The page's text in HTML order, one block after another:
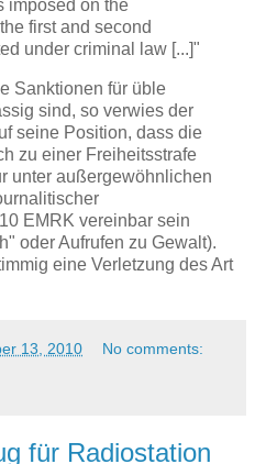
imposed on the
first and second
under criminal law [...]"
Sanktionen für üble
sind, so verwies der
seine Position, dass die
zu einer Freiheitsstrafe
unter außergewöhnlichen
EMRK vereinbar sein
oder Aufrufen zu Gewalt).
eine Verletzung des Art
13, 2010 No comments:
für Radiostation